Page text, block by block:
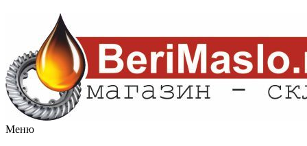
Меню